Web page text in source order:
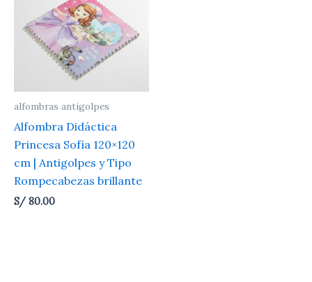
alfombras antigolpes
Alfombra Didáctica
Princesa Sofía 120×120
cm | Antigolpes y Tipo
Rompecabezas brillante
S/80.00